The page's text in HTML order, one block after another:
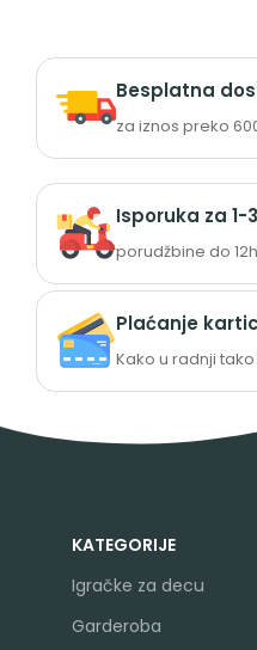
Besplatna
za iznos preko
Isporuka za
porudžbine do
Plaćanje
Kako u radnji
KATEGORIJE
Igračke za decu
Garderoba